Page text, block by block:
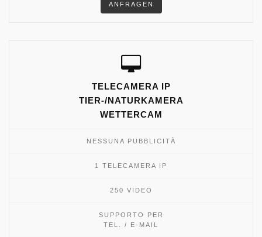
ANFRAGEN
TELECAMERA IP
TIER-/NATURKAMERA
WETTERCAM
NESSUNA PUBBLICITÀ
1 TELECAMERA IP
250 VIDEO
SUPPORTO PER
TEL. / E-MAIL